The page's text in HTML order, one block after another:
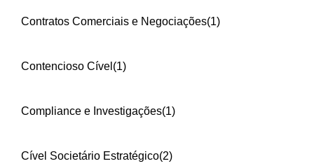
Contratos Comerciais e Negociações(1)
Contencioso Cível (1)
Compliance e Investigações(1)
Cível Societário Estratégico(2)